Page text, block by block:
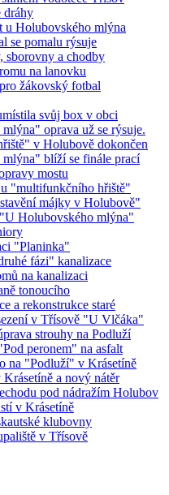
dráhy
u Holubovského mlýna
se pomalu rýsuje
sborovny a chodby
na lanovku
žákovský fotbal
svůj box v obci
oprava už se rýsuje.
v Holubově dokončen
blíží se finále prací
mostu
"multifunkčního hřiště"
májky v Holubově"
Holubovského mlýna"
"Planinka"
fázi" kanalizace
na kanalizaci
tonoucího
a rekonstrukce staré
v Třísově "U Vlčáka"
strouhy na Podluží
peronem" na asfalt
na "Podluží" v Krásetíně
a nový nátěr
pod nádražím Holubov
v Krásetíně
klubovny
v Třísově